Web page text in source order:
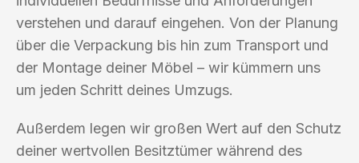
verstehen und darauf eingehen. Von der Planung
über die Verpackung bis hin zum Transport und
der Montage deiner Möbel – wir kümmern uns
um jeden Schritt deines Umzugs.
Außerdem legen wir großen Wert auf den Schutz
deiner wertvollen Besitztümer während des